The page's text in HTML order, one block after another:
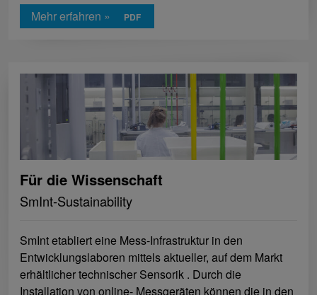
Mehr erfahren »
Für die Wissenschaft
SmInt-Sustainability
SmInt etabliert eine Mess‐Infrastruktur in den
Entwicklungslaboren mittels aktueller, auf dem Markt
erhältlicher technischer Sensorik . Durch die
Installation von online‐ Messgeräten können die in den